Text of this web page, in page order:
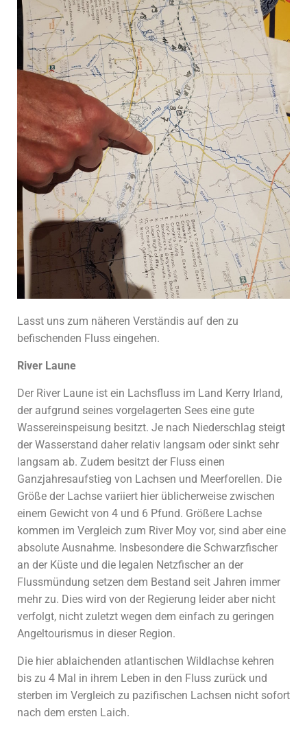
Lasst uns zum näheren Verständis auf den zu
befischenden Fluss eingehen.
River Laune
Der River Laune ist ein Lachsfluss im Land Kerry Irland,
der aufgrund seines vorgelagerten Sees eine gute
Wassereinspeisung besitzt. Je nach Niederschlag steigt
der Wasserstand daher relativ langsam oder sinkt sehr
langsam ab. Zudem besitzt der Fluss einen
Ganzjahresaufstieg von Lachsen und Meerforellen. Die
Größe der Lachse variiert hier üblicherweise zwischen
einem Gewicht von 4 und 6 Pfund. Größere Lachse
kommen im Vergleich zum River Moy vor, sind aber eine
absolute Ausnahme. Insbesondere die Schwarzfischer
an der Küste und die legalen Netzfischer an der
Flussmündung setzen dem Bestand seit Jahren immer
mehr zu. Dies wird von der Regierung leider aber nicht
verfolgt, nicht zuletzt wegen dem einfach zu geringen
Angeltourismus in dieser Region.
Die hier ablaichenden atlantischen Wildlachse kehren
bis zu 4 Mal in ihrem Leben in den Fluss zurück und
sterben im Vergleich zu pazifischen Lachsen nicht sofort
nach dem ersten Laich.